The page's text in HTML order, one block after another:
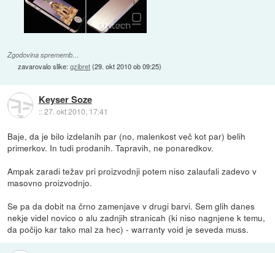
Zgodovina sprememb…
zavarovalo slike:gzibret(29. okt 2010 ob 09:25)
Keyser Soze
::27. okt 2010, 17:41
Baje, da je bilo izdelanih par (no, malenkost več kot par) belih
primerkov. In tudi prodanih. Tapravih, ne ponaredkov.
Ampak zaradi težav pri proizvodnji potem niso zalaufali zadevo v
masovno proizvodnjo.
Se pa da dobit na črno zamenjave v drugi barvi. Sem glih danes
nekje videl novico o alu zadnjih stranicah (ki niso nagnjene k temu,
da počijo kar tako mal za hec) - warranty void je seveda muss.